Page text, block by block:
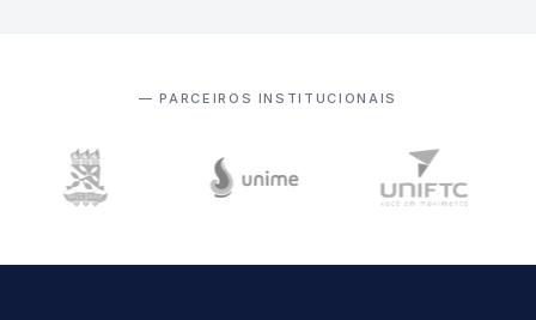
— PARCEIROS INSTITUCIONAIS